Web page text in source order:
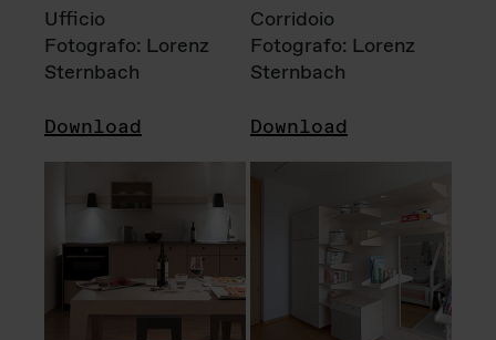
Ufficio
Fotografo: Lorenz
Sternbach
Download
Corridoio
Fotografo: Lorenz
Sternbach
Download